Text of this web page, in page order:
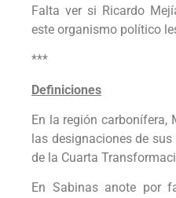
Falta ver si Ricardo
este organismo político
***
Definiciones
En la región carbonífera,
las designaciones de
de la Cuarta
En Sabinas anote por